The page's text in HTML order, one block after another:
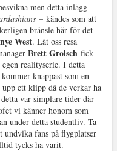
men detta inlägg
– kändes som att
bränsle här för det
West. Låt oss resa
Brett Grolsch fick
realityserie. I detta
knappast som en
ett klipp då de verkar ha
var simplare tider där
vi känner honom som
under detta studentliv. Ta
fans på flygplatser
tycks ha varit.